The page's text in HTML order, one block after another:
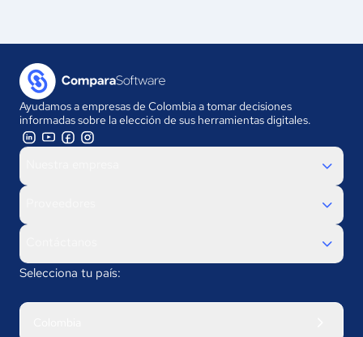
Ayudamos a empresas de Colombia a tomar decisiones
informadas sobre la elección de sus herramientas digitales.
Selecciona tu país: